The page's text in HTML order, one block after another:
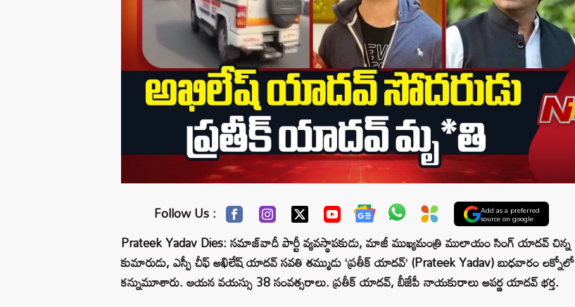
Follow Us : Add as a preferred
source on google
Prateek Yadav Dies: సమాజ్‌వాదీ పార్టీ వ్యవస్థాపకుడు, మాజీ ముఖ్యమంత్రి ములాయం సింగ్ యాదవ్ చిన్న
కుమారుడు, ఎస్పీ చీఫ్ అఖిలేష్ యాదవ్ సవతి తమ్ముడు ‘ప్రతీక్ యాదవ్’ (Prateek Yadav) బుధవారం లక్నోలో
కన్నుమూశారు. ఆయన వయస్సు 38 సంవత్సరాలు. ప్రతీక్ యాదవ్, బీజేపీ నాయకురాలు అపర్ణ యాదవ్ భర్త.